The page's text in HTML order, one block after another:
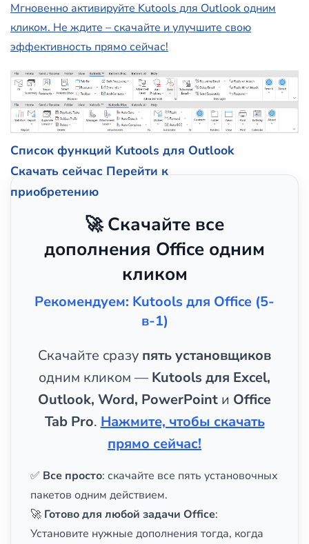
Мгновенно активируйте Kutools для Outlook одним
кликом. Не ждите – скачайте и улучшите свою
эффективность прямо сейчас!
Список функций Kutools для Outlook
Скачать сейчас Перейти к
приобретению
🚀 Скачайте все
дополнения Office одним
кликом
Рекомендуем: Kutools для Office (5-
в-1)
Скачайте сразу пять установщиков
одним кликом — Kutools для Excel,
Outlook, Word, PowerPoint и Office
Tab Pro. Нажмите, чтобы скачать
прямо сейчас!
✅ Все просто: скачайте все пять установочных
пакетов одним действием.
🚀 Готово для любой задачи Office:
Установите нужные дополнения тогда, когда